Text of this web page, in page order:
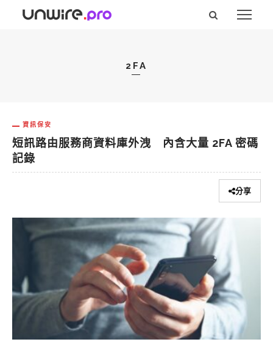
2FA
資訊保安
短訊路由服務商資料庫外洩 內含大量 2FA 密碼
記錄
分享